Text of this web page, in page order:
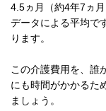
4.5ヵ月（約4年7ヵ
データによる平均で
ります。
この介護費用を、誰
にも時間がかかるた
ましょう。